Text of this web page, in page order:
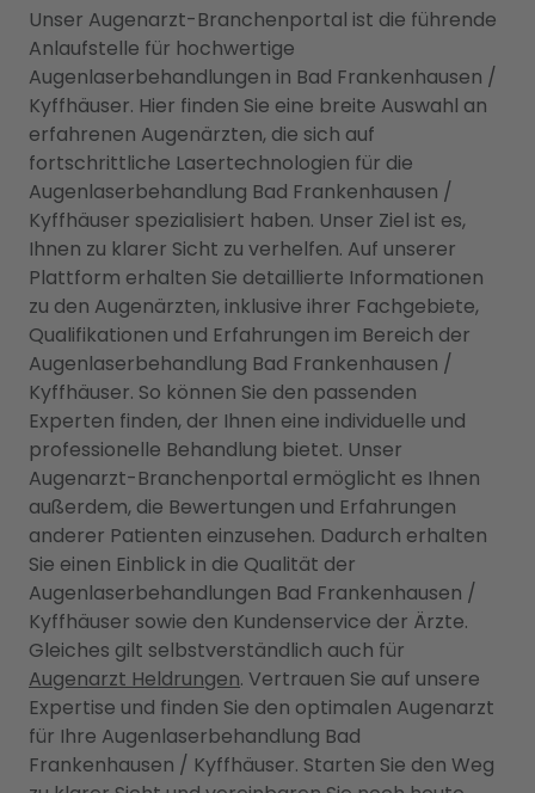
Unser Augenarzt-Branchenportal ist die führende
Anlaufstelle für hochwertige
Augenlaserbehandlungen in Bad Frankenhausen /
Kyffhäuser. Hier finden Sie eine breite Auswahl an
erfahrenen Augenärzten, die sich auf
fortschrittliche Lasertechnologien für die
Augenlaserbehandlung Bad Frankenhausen /
Kyffhäuser spezialisiert haben. Unser Ziel ist es,
Ihnen zu klarer Sicht zu verhelfen. Auf unserer
Plattform erhalten Sie detaillierte Informationen
zu den Augenärzten, inklusive ihrer Fachgebiete,
Qualifikationen und Erfahrungen im Bereich der
Augenlaserbehandlung Bad Frankenhausen /
Kyffhäuser. So können Sie den passenden
Experten finden, der Ihnen eine individuelle und
professionelle Behandlung bietet. Unser
Augenarzt-Branchenportal ermöglicht es Ihnen
außerdem, die Bewertungen und Erfahrungen
anderer Patienten einzusehen. Dadurch erhalten
Sie einen Einblick in die Qualität der
Augenlaserbehandlungen Bad Frankenhausen /
Kyffhäuser sowie den Kundenservice der Ärzte.
Gleiches gilt selbstverständlich auch für
Augenarzt Heldrungen. Vertrauen Sie auf unsere
Expertise und finden Sie den optimalen Augenarzt
für Ihre Augenlaserbehandlung Bad
Frankenhausen / Kyffhäuser. Starten Sie den Weg